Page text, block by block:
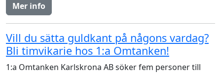
Mer info
Vill du sätta guldkant på någons vardag?
Bli timvikarie hos 1:a Omtanken!
1:a Omtanken Karlskrona AB söker fem personer till